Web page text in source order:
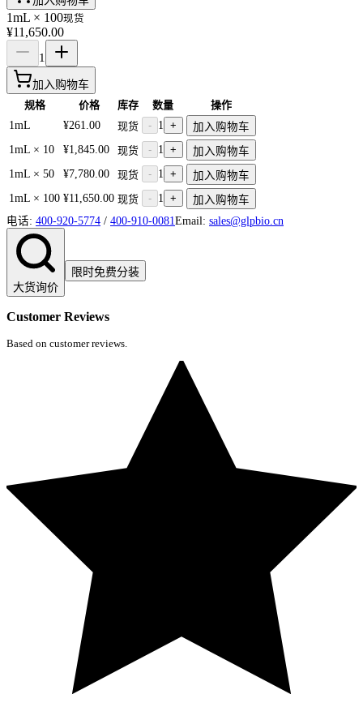
1mL × 100现货
¥11,650.00
1
加入购物车
规格 价格 库存 数量
操作
1mL
¥261.00 现货 - 1 +
加入购物车
1mL × 10
¥1,845.00 现货 - 1 +
加入购物车
1mL × 50
¥7,780.00 现货 - 1 +
加入购物车
1mL × 100 ¥11,650.00 现货 - 1 +
加入购物车
电话: 400-920-5774 / 400-910-0081 Email: sales@glpbio.cn
大货询价
限时免费分装
Customer Reviews
Based on customer reviews.